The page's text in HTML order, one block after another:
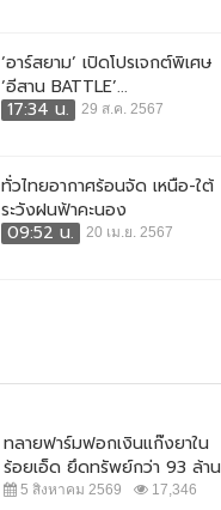
‘อาร์สยาม’ เปิดโปรเจกต์พิเศษ
‘อีสาน BATTLE’...
17:34 น.
29 ส.ค. 2567
ทั่วไทยอากาศร้อนจัด เหนือ-ใต้
ระวังฝนฟ้าคะนอง
09:52 น.
20 เม.ย. 2567
ทลายฟาร์มฟอกเงินแก๊งยาใน
ร้อยเอ็ด ยึดทรัพย์กว่า 93 ล้าน
5 สิงหาคม 2569 17,346